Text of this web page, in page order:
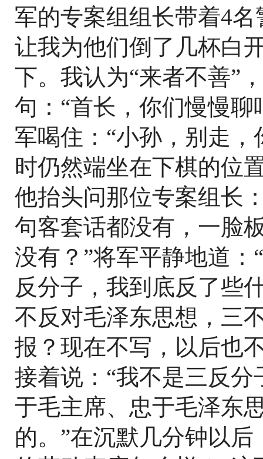
军的专案组组长带着4
让我为他们倒了几杯白
下。我认为“来者不善”
句：“首长，你们慢慢
军喝住：“小孙，别走
时仍然端坐在下棋的位
他抬头问那位专案组长
句客套话都没有，一脸
没有？”将军平静地道
反分子，我到底反了些
不反对毛泽东思想，三
报？现在不写，以后也
接着说：“我不是三反
于毛主席、忠于毛泽东
的。”在沉默几分钟以